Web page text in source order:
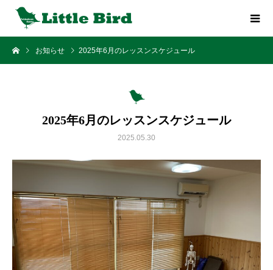
お知らせ 2025年6月のレッスンスケジュール
2025年6月のレッスンスケジュール
2025.05.30